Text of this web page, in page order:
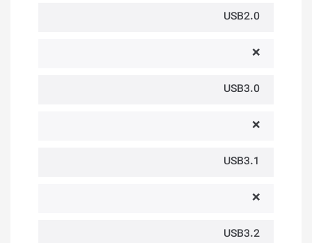
USB2.0
❌
USB3.0
❌
USB3.1
❌
USB3.2